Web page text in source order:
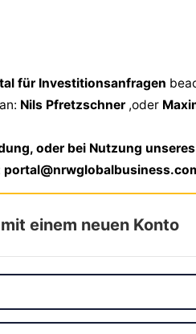
für Investitionsanfragen
Nils Pfretzschner ,oder
oder bei Nutzung
einem neuen Konto